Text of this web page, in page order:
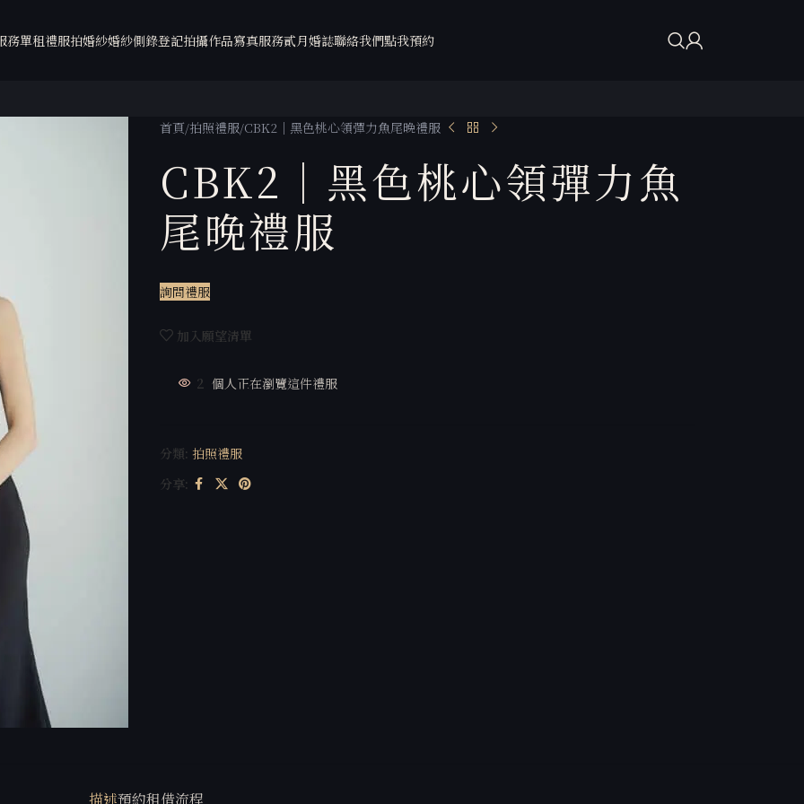
務單租禮服拍婚紗婚紗側錄登記拍攝作品寫真服務貳月婚誌聯絡我們點我預約
首頁 拍照禮服 CBK2｜黑色桃心領彈力魚尾晚禮服
CBK2｜黑色桃心領彈力魚
尾晚禮服
詢問禮服
加入願望清單
2 個人正在瀏覽這件禮服
分類: 拍照禮服
分享:
描述預約租借流程